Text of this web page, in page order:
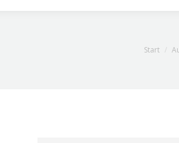
Sie
Start